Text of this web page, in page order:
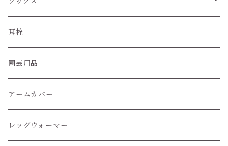
ハイソックス
クルー丈ソックス
くるぶし丈ソックス
耳栓
園芸用品
アームカバー
レッグウォーマー